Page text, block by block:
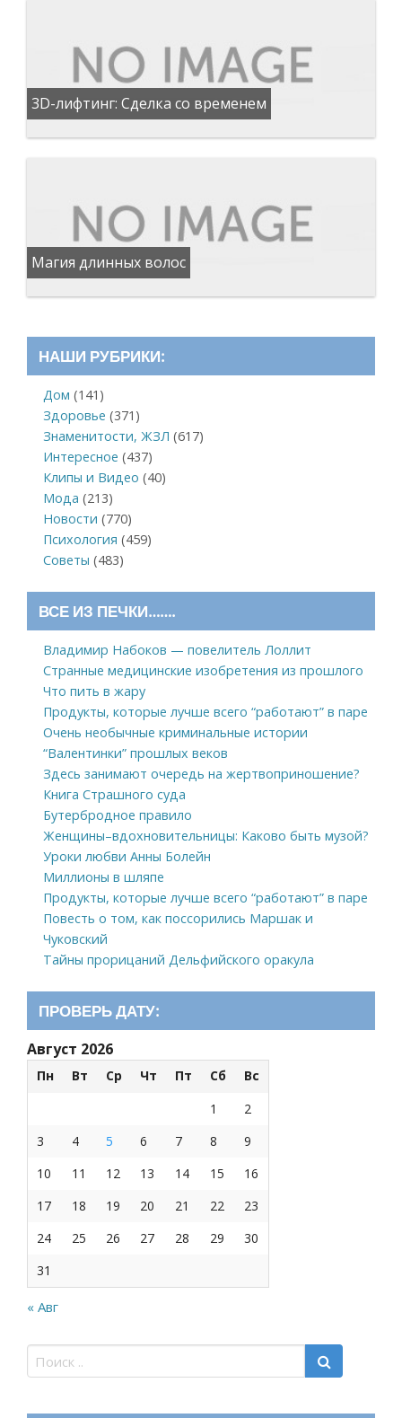
3D-лифтинг: Сделка со временем
Магия длинных волос
НАШИ РУБРИКИ:
Дом (141)
Здоровье (371)
Знаменитости, ЖЗЛ (617)
Интересное (437)
Клипы и Видео (40)
Мода (213)
Новости (770)
Психология (459)
Советы (483)
ВСЕ ИЗ ПЕЧКИ…….
Владимир Набоков — повелитель Лоллит
Странные медицинские изобретения из прошлого
Что пить в жару
Продукты, которые лучше всего “работают” в паре
Очень необычные криминальные истории
“Валентинки” прошлых веков
Здесь занимают очередь на жертвоприношение?
Книга Страшного суда
Бутербродное правило
Женщины–вдохновительницы: Каково быть музой?
Уроки любви Анны Болейн
Миллионы в шляпе
Продукты, которые лучше всего “работают” в паре
Повесть о том, как поссорились Маршак и
Чуковский
Тайны прорицаний Дельфийского оракула
ПРОВЕРЬ ДАТУ:
Август 2026
Пн Вт Ср Чт Пт Сб
Вс
1
2
3
4 5 6 7 8
9
10
11 12 13 14 15
16
17
18 19 20 21 22
23
24
25 26 27 28 29
30
31
« Авг